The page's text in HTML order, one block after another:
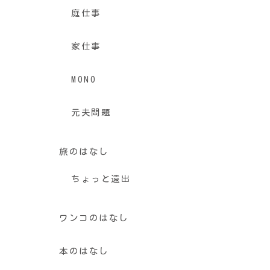
庭仕事
家仕事
MONO
元夫問題
旅のはなし
ちょっと遠出
ワンコのはなし
本のはなし